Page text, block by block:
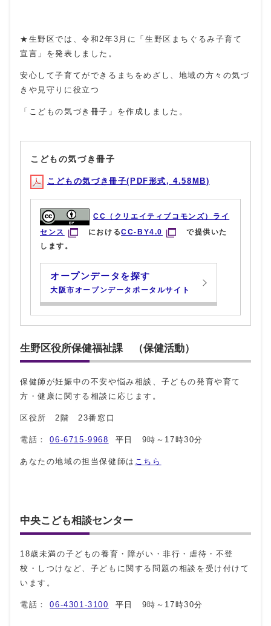
★生野区では、令和2年3月に「生野区まちぐるみ子育て
宣言」を発表しました。
安心して子育てができるまちをめざし、地域の方々の気づ
きや見守りに役立つ
「こどもの気づき冊子」を作成しました。
こどもの気づき冊子
こどもの気づき冊子(PDF形式, 4.58MB)
CC（クリエイティブコモンズ）ライ
センス
におけるCC-BY4.0
で提供いた
します。
オープンデータを探す
大阪市オープンデータポータルサイト
生野区役所保健福祉課 （保健活動）
保健師が妊娠中の不安や悩み相談、子どもの発育や育て
方・健康に関する相談に応じます。
区役所 2階 23番窓口
電話：06-6715-9968 平日 9時～17時30分
あなたの地域の担当保健師は こちら
中央こども相談センター
18歳未満の子どもの養育・障がい・非行・虐待・不登
校・しつけなど、子どもに関する問題の相談を受け付けて
います。
電話：06-4301-3100 平日 9時～17時30分